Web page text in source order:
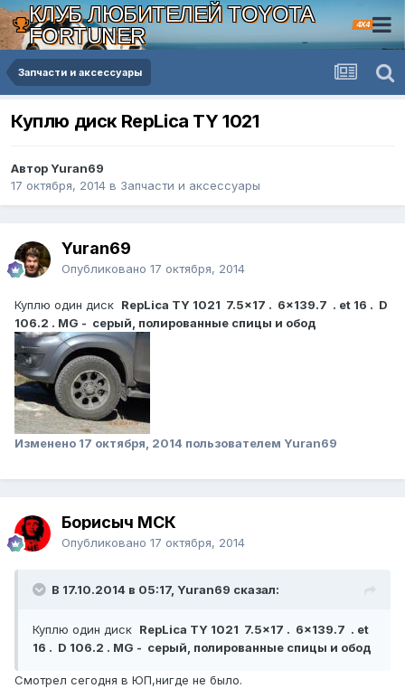
КЛУБ ЛЮБИТЕЛЕЙ TOYOTA
FORTUNER
4X4
Запчасти и аксессуары
Куплю диск RepLica TY 1021
Автор Yuran69
17 октября, 2014 в Запчасти и аксессуары
Yuran69
Опубликовано 17 октября, 2014
Куплю один диск RepLica TY 1021 7.5x17 . 6x139.7 . et 16 . D
106.2 . MG - серый, полированные спицы и обод
Изменено 17 октября, 2014 пользователем Yuran69
Борисыч МСК
Опубликовано 17 октября, 2014
В 17.10.2014 в 05:17, Yuran69 сказал:
Куплю один диск RepLica TY 1021 7.5x17 . 6x139.7 . et
16 . D 106.2 . MG - серый, полированные спицы и обод
Смотрел сегодня в ЮП,нигде не было.